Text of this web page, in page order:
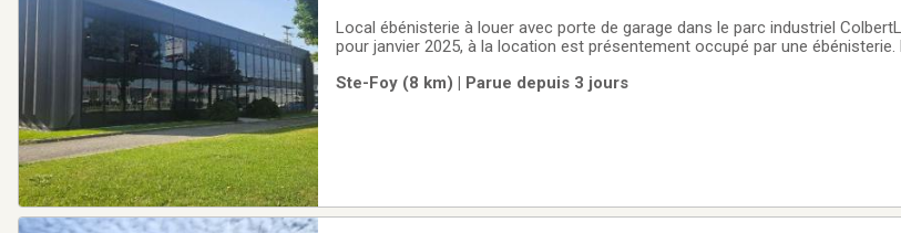
Local ébénisterie à louer avec porte de garage dans le parc industriel
pour janvier 2025, à la location est présentement occupé par une
espace de bureau, idéal
Ste-Foy (8 km) | Parue depuis 3 jours